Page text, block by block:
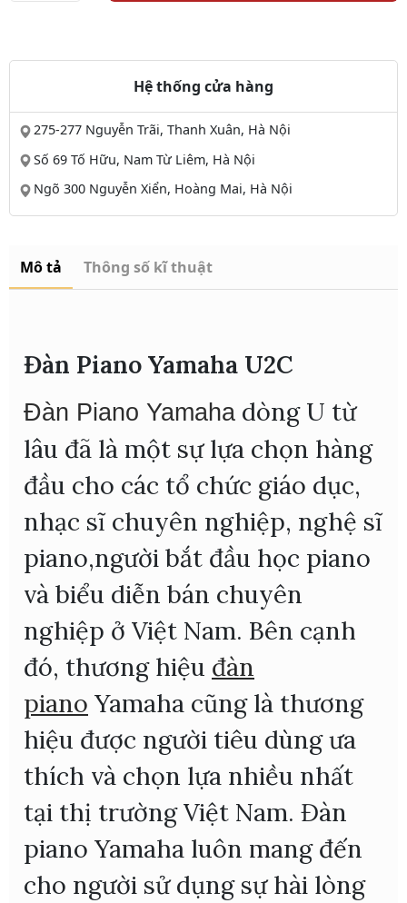
Hệ thống cửa hàng
275-277 Nguyễn Trãi, Thanh Xuân, Hà Nội
Số 69 Tố Hữu, Nam Từ Liêm, Hà Nội
Ngõ 300 Nguyễn Xiển, Hoàng Mai, Hà Nội
Mô tả Thông số kĩ thuật
Đàn Piano Yamaha U2C
Đàn Piano Yamaha dòng U từ
lâu đã là một sự lựa chọn hàng
đầu cho các tổ chức giáo dục,
nhạc sĩ chuyên nghiệp, nghệ sĩ
piano,người bắt đầu học piano
và biểu diễn bán chuyên
nghiệp ở Việt Nam. Bên cạnh
đó, thương hiệu đàn
piano Yamaha cũng là thương
hiệu được người tiêu dùng ưa
thích và chọn lựa nhiều nhất
tại thị trường Việt Nam. Đàn
piano Yamaha luôn mang đến
cho người sử dụng sự hài lòng